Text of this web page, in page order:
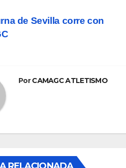
de Sevilla corre con
PorCAMAGC ATLETISMO